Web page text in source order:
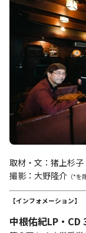
取材・文：猪上杉子
撮影：大野隆介 （*を
【インフォメーション】
中根佑紀LP・CD